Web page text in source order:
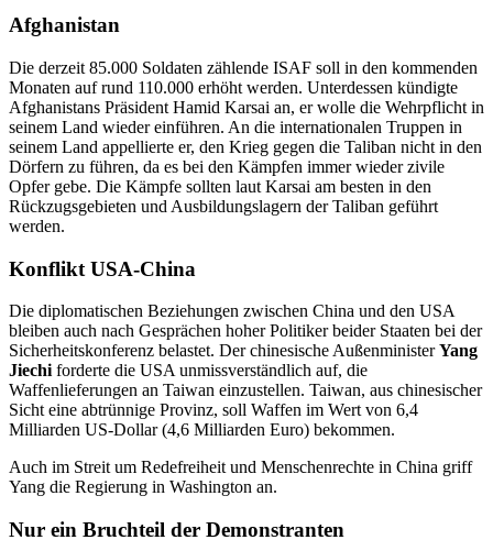
Afghanistan
Die derzeit 85.000 Soldaten zählende ISAF soll in den kommenden
Monaten auf rund 110.000 erhöht werden. Unterdessen kündigte
Afghanistans Präsident Hamid Karsai an, er wolle die Wehrpflicht in
seinem Land wieder einführen. An die internationalen Truppen in
seinem Land appellierte er, den Krieg gegen die Taliban nicht in den
Dörfern zu führen, da es bei den Kämpfen immer wieder zivile
Opfer gebe. Die Kämpfe sollten laut Karsai am besten in den
Rückzugsgebieten und Ausbildungslagern der Taliban geführt
werden.
Konflikt USA-China
Die diplomatischen Beziehungen zwischen China und den USA
bleiben auch nach Gesprächen hoher Politiker beider Staaten bei der
Sicherheitskonferenz belastet. Der chinesische AußenministerYang
Jiechiforderte die USA unmissverständlich auf, die
Waffenlieferungen an Taiwan einzustellen. Taiwan, aus chinesischer
Sicht eine abtrünnige Provinz, soll Waffen im Wert von 6,4
Milliarden US-Dollar (4,6 Milliarden Euro) bekommen.
Auch im Streit um Redefreiheit und Menschenrechte in China griff
Yang die Regierung in Washington an.
Nur ein Bruchteil der Demonstranten